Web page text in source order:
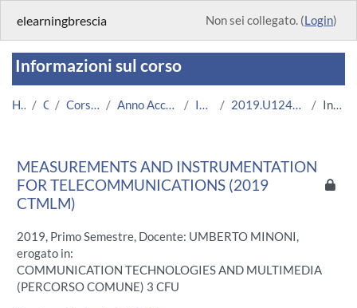
elearningbrescia Non sei collegato. (Login)
Informazioni sul corso
Home Corsi Corsi Istituzionali Anno Accademico 2019/2020 Ingegneria 2019.U12405.05812-12.N0.15638 Introduzione
MEASUREMENTS AND INSTRUMENTATION
FOR TELECOMMUNICATIONS (2019
CTMLM)
2019, Primo Semestre, Docente: UMBERTO MINONI,
erogato in:
COMMUNICATION TECHNOLOGIES AND MULTIMEDIA
(PERCORSO COMUNE) 3 CFU